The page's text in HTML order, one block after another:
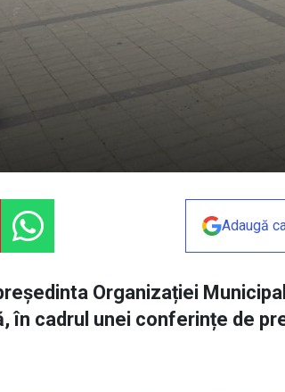
Adaugă
Organizației
în cadrul unei conferințe de